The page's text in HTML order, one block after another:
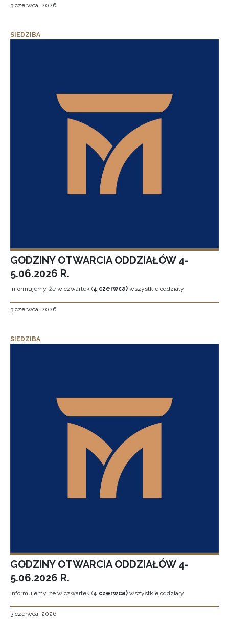
3 czerwca, 2026
SIEDZIBA
GODZINY OTWARCIA ODDZIAŁÓW 4-
5.06.2026 R.
Informujemy, że w czwartek (4 czerwca) wszystkie oddziały
3 czerwca, 2026
SIEDZIBA
GODZINY OTWARCIA ODDZIAŁÓW 4-
5.06.2026 R.
Informujemy, że w czwartek (4 czerwca) wszystkie oddziały
3 czerwca, 2026